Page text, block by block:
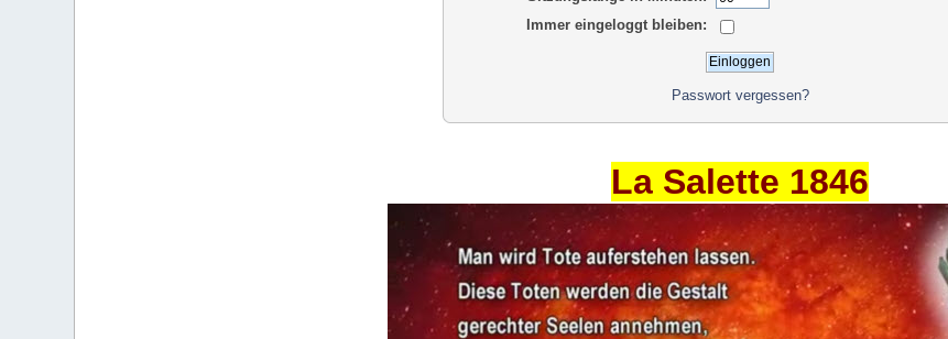
Immer eingeloggt bleiben:
Passwort vergessen?
La Salette 1846